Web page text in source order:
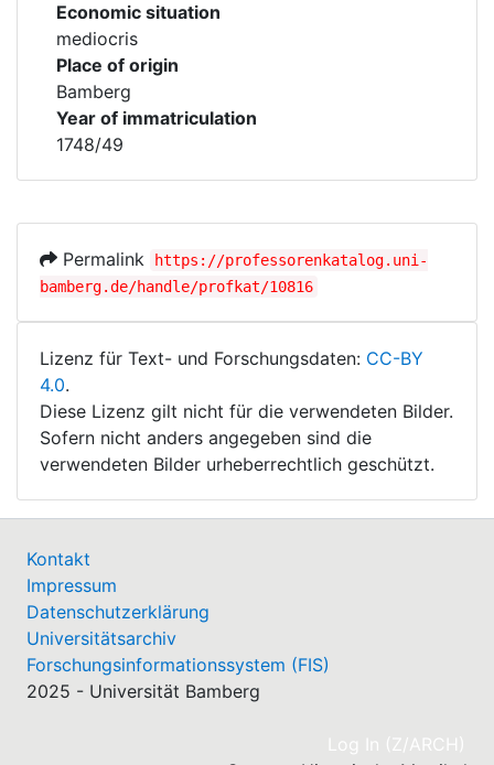
Economic situation
mediocris
Place of origin
Bamberg
Year of immatriculation
1748/49
Permalink
https://professorenkatalog.uni-
bamberg.de/handle/profkat/10816
Lizenz für Text- und Forschungsdaten: CC-BY
4.0.
Diese Lizenz gilt nicht für die verwendeten Bilder.
Sofern nicht anders angegeben sind die
verwendeten Bilder urheberrechtlich geschützt.
Kontakt
Impressum
Datenschutzerklärung
Universitätsarchiv
Forschungsinformationssystem (FIS)
2025 - Universität Bamberg
Log In (Z/ARCH)